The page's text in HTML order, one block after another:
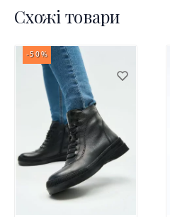
Схожі товари
-50%